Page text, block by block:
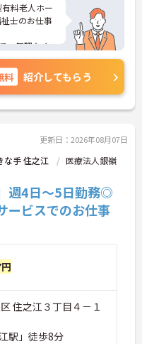
料老人ホー
士のお仕事
、無理なく
持ちの方は
、さらに詳
ださい。
料 紹介してもらう
更新日：2026年08月07日
な手 住之江
医療法人銀嶺
週4日～5日勤務◎
ービスでのお仕事
住之江３丁目４－１
駅」徒歩8分